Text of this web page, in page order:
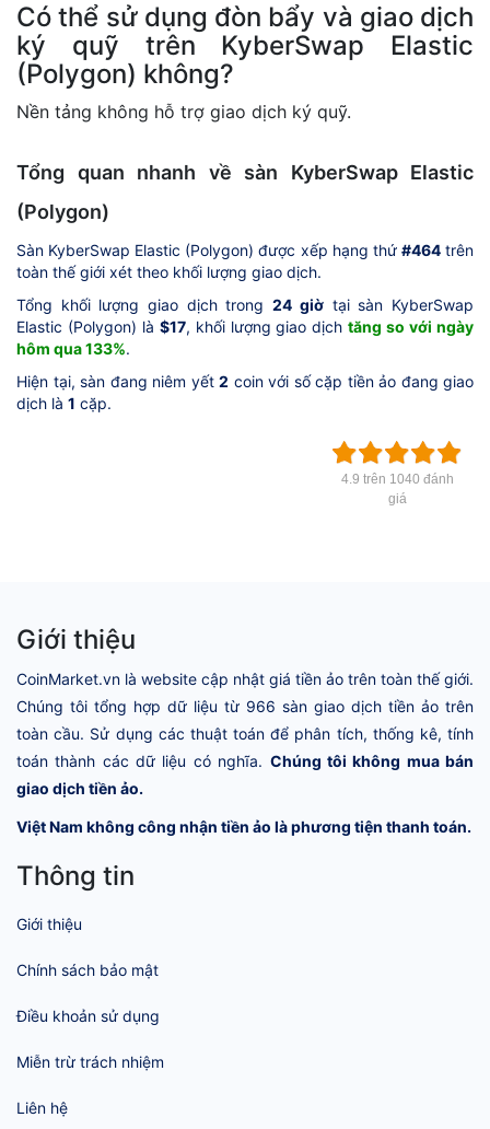
Có thể sử dụng đòn bẩy và giao dịch
ký quỹ trên KyberSwap Elastic
(Polygon) không?
Nền tảng không hỗ trợ giao dịch ký quỹ.
Tổng quan nhanh về sàn KyberSwap Elastic
(Polygon)
Sàn KyberSwap Elastic (Polygon) được xếp hạng thứ #464trên
toàn thế giới xét theo khối lượng giao dịch.
Tổng khối lượng giao dịch trong24 giờtại sàn KyberSwap
Elastic (Polygon) là $17, khối lượng giao dịchtăng so với ngày
hôm qua 133%.
Hiện tại, sàn đang niêm yết 2 coin với số cặp tiền ảo đang giao
dịch là 1 cặp.
4.9 trên 1040 đánh
giá
Giới thiệu
CoinMarket.vn là website cập nhật giá tiền ảo trên toàn thế giới.
Chúng tôi tổng hợp dữ liệu từ 966 sàn giao dịch tiền ảo trên
toàn cầu. Sử dụng các thuật toán để phân tích, thống kê, tính
toán thành các dữ liệu có nghĩa. Chúng tôi không mua bán
giao dịch tiền ảo.
Việt Nam không công nhận tiền ảo là phương tiện thanh toán.
Thông tin
Giới thiệu
Chính sách bảo mật
Điều khoản sử dụng
Miễn trừ trách nhiệm
Liên hệ